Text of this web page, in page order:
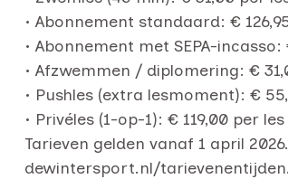
• Abonnement standaard: €
• Abonnement met SEPA-
• Afzwemmen / diplomering: €
• Pushles (extra lesmoment): €
• Privéles (1-op-1): € 119,00 per
Tarieven gelden vanaf 1 april
dewintersport.nl/tarievenentijden.